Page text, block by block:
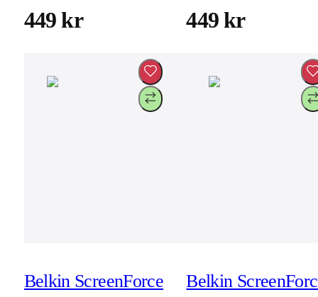
(inkl montering)
449 kr
montering)
449 kr
Belkin ScreenForce
Belkin